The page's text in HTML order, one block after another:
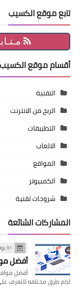
تابع موقع الكسيب
أقسام موقع الكسيب
التقنية
الربح من الانترنت
التطبيقات
الالعاب
المواقع
الكمبيوتر
شروحات تقنية
المشاركات الشائعة
31 يوليو 2023
أفضل
أفضل
لكم طرق مختلفه للتعرف